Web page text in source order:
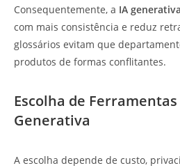
Consequentemente, a IA
com mais consistência e reduz
glossários evitam que
produtos de formas conflitantes.
Escolha de
Generativa
A escolha depende de custo,